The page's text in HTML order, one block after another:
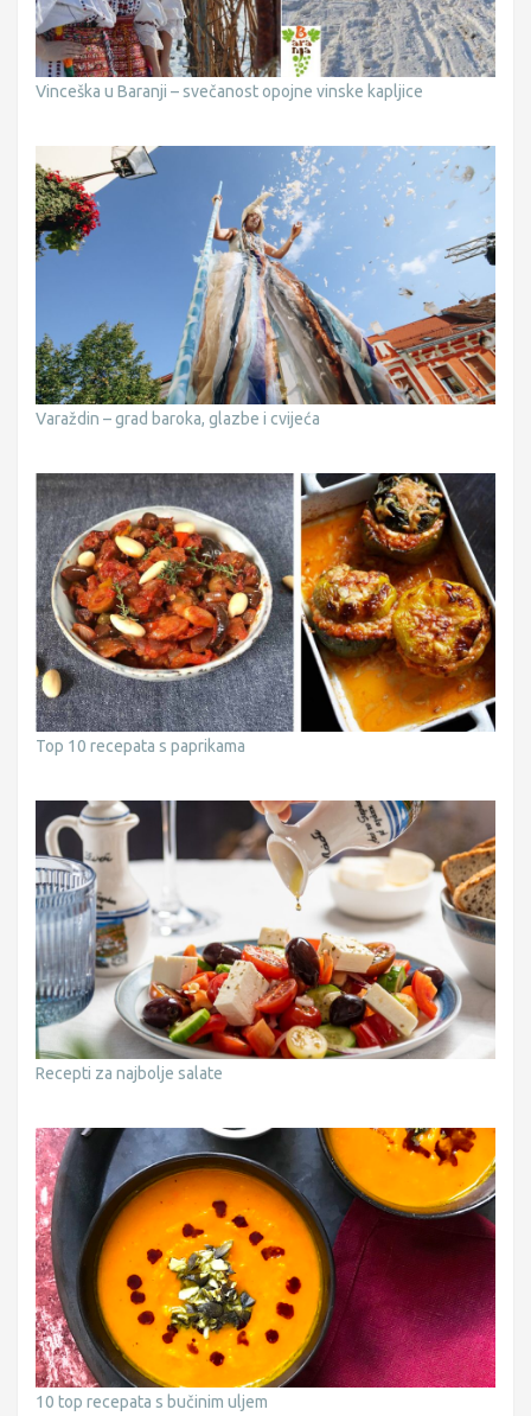
Vinceška u Baranji – svečanost opojne vinske kapljice
Varaždin – grad baroka, glazbe i cvijeća
Top 10 recepata s paprikama
Recepti za najbolje salate
10 top recepata s bučinim uljem